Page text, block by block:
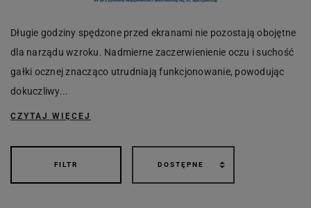
Długie godziny spędzone przed ekranami nie pozostają obojętne
dla narządu wzroku. Nadmierne zaczerwienienie oczu i suchość
gałki ocznej znacząco utrudniają funkcjonowanie, powodując
dokuczliwy...
CZYTAJ WIĘCEJ
FILTR